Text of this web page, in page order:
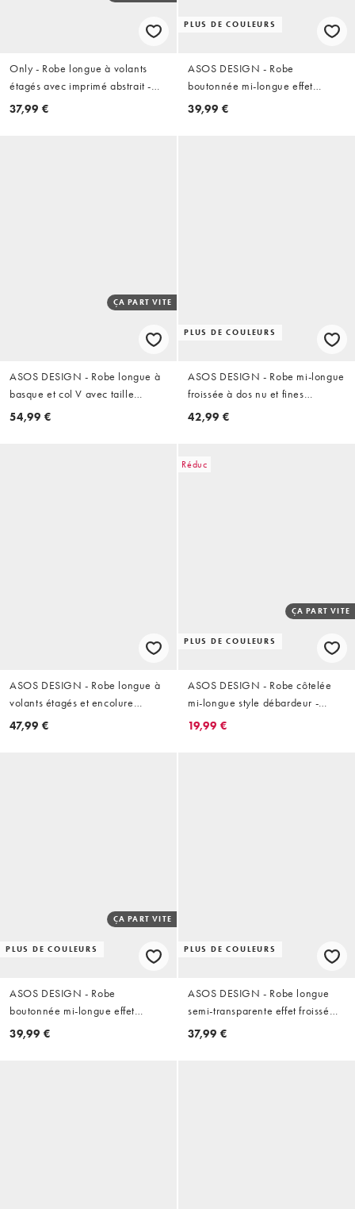
Only - Robe longue à volants
étagés avec imprimé abstrait -
Bleu marine
37,99 €
PLUS DE COULEURS
ASOS DESIGN - Robe
boutonnée mi-longue effet
froissé - Olive
39,99 €
ÇA PART VITE
ASOS DESIGN - Robe longue à
basque et col V avec taille
cintrée - Taupe
54,99 €
PLUS DE COULEURS
ASOS DESIGN - Robe mi-longue
froissée à dos nu et fines
bretelles - Babeurre
42,99 €
ASOS DESIGN - Robe longue à
volants étagés et encolure
dégagée en tissu technique
47,99 €
Réduc
PLUS DE COULEURS
ÇA PART VITE
ASOS DESIGN - Robe côtelée
mi-longue style débardeur -
Chocolat
19,99 €
PLUS DE COULEURS
ÇA PART VITE
ASOS DESIGN - Robe
boutonnée mi-longue effet
froissé - Chocolat
39,99 €
PLUS DE COULEURS
ASOS DESIGN - Robe longue
semi-transparente effet froissé
avec bordures en dentelle - Noir
37,99 €